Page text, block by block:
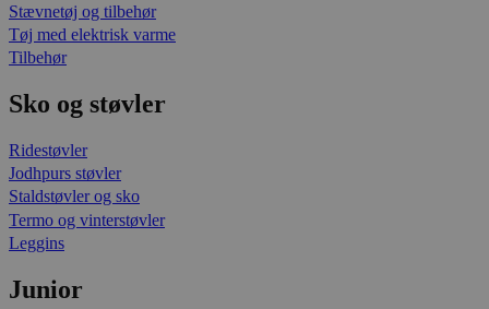
Stævnetøj og tilbehør
Tøj med elektrisk varme
Tilbehør
Sko og støvler
Ridestøvler
Jodhpurs støvler
Staldstøvler og sko
Termo og vinterstøvler
Leggins
Junior